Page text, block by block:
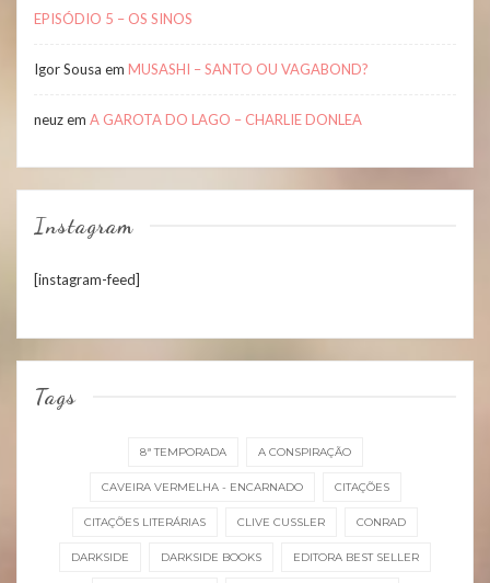
EPISÓDIO 5 – OS SINOS
Igor Sousa em MUSASHI – SANTO OU VAGABOND?
neuzem A GAROTA DO LAGO – CHARLIE DONLEA
Instagram
[instagram-feed]
Tags
8ª TEMPORADA A CONSPIRAÇÃO
CAVEIRA VERMELHA - ENCARNADO CITAÇÕES
CITAÇÕES LITERÁRIAS CLIVE CUSSLER CONRAD
DARKSIDE DARKSIDE BOOKS EDITORA BEST SELLER